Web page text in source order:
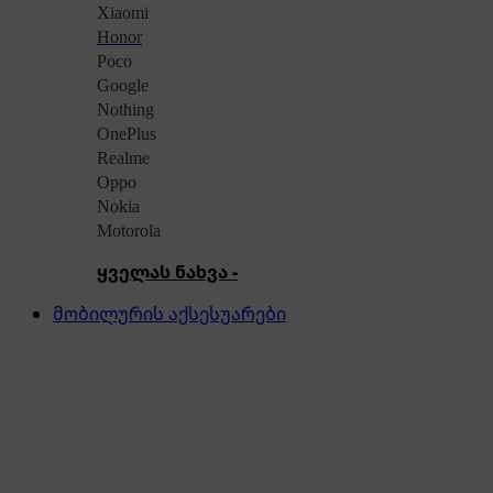
Xiaomi
Honor
Poco
Google
Nothing
OnePlus
Realme
Oppo
Nokia
Motorola
ყველას ნახვა -
მობილურის აქსესუარები